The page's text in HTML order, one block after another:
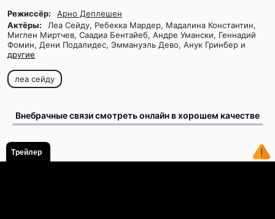
Режиссёр:
Арно Деплешен
Актёры:
Леа Сейду, Ребекка Мардер, Мадалина Константин,
Миглен Миртчев, Саадиа Бентайеб, Андре Умански, Геннадий
Фомин, Дени Подалидес, Эммануэль Дево, Анук Гринбер и
другие
леа сейду
Внебрачные связи смотреть онлайн в хорошем качестве
Трейлер